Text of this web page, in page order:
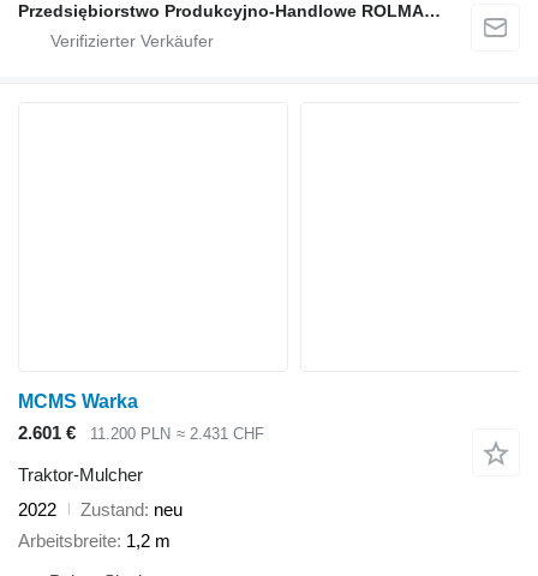
Przedsiębiorstwo Produkcyjno-Handlowe ROLMAPOL Marcin Dziekan
MCMS Warka
2.601 €
11.200 PLN ≈ 2.431 CHF
Traktor-Mulcher
2022
Zustand neu
Arbeitsbreite 1,2 m